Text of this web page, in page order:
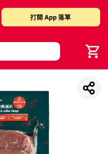
打開 App 落單